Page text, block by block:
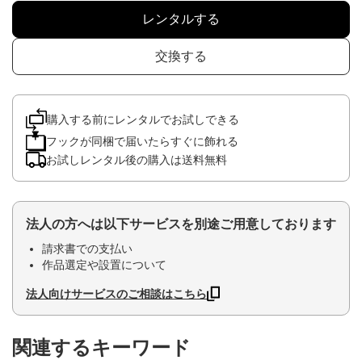
レンタルする
交換する
購入する前にレンタルでお試しできる
フックが同梱で届いたらすぐに飾れる
お試しレンタル後の購入は送料無料
法人の方へは以下サービスを別途ご用意しております
請求書での支払い
作品選定や設置について
法人向けサービスのご相談はこちら
関連するキーワード